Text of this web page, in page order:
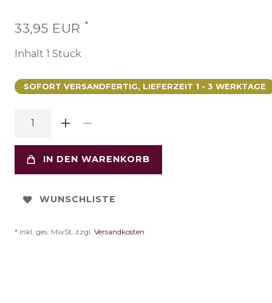
33,95 EUR *
Inhalt 1 Stück
SOFORT VERSANDFERTIG, LIEFERZEIT 1 - 3 WERKTAGE
IN DEN WARENKORB
WUNSCHLISTE
* inkl. ges. MwSt. zzgl. Versandkosten